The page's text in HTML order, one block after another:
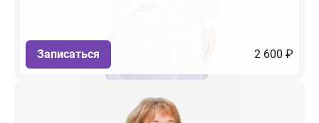
Записаться 2 600 ₽